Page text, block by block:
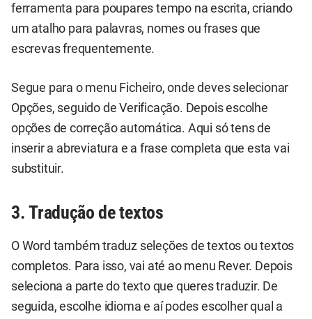
ferramenta para poupares tempo na escrita, criando
um atalho para palavras, nomes ou frases que
escrevas frequentemente.
Segue para o menu Ficheiro, onde deves selecionar
Opções, seguido de Verificação. Depois escolhe
opções de correção automática. Aqui só tens de
inserir a abreviatura e a frase completa que esta vai
substituir.
3. Tradução de textos
O Word também traduz seleções de textos ou textos
completos. Para isso, vai até ao menu Rever. Depois
seleciona a parte do texto que queres traduzir. De
seguida, escolhe idioma e aí podes escolher qual a